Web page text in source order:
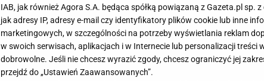
IAB, jak również Agora S.A. będąca spółką powiązaną z Gazeta.pl sp.
jak adresy IP, adresy e-mail czy identyfikatory plików cookie lub inne
marketingowych, w szczególności na potrzeby wyświetlania reklam
w swoich serwisach, aplikacjach i w Internecie lub personalizacji treści
dobrowolne. Jeśli nie chcesz wyrazić zgody, chcesz ograniczyć jej
przejdź do „Ustawień Zaawansowanych”.